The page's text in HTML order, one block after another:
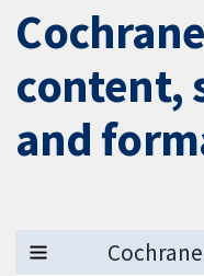
content,
and